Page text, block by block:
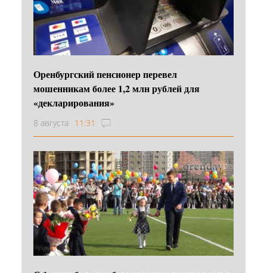
Оренбургский пенсионер перевел
мошенникам более 1,2 млн рублей для
«декларирования»
8 августа 11:31